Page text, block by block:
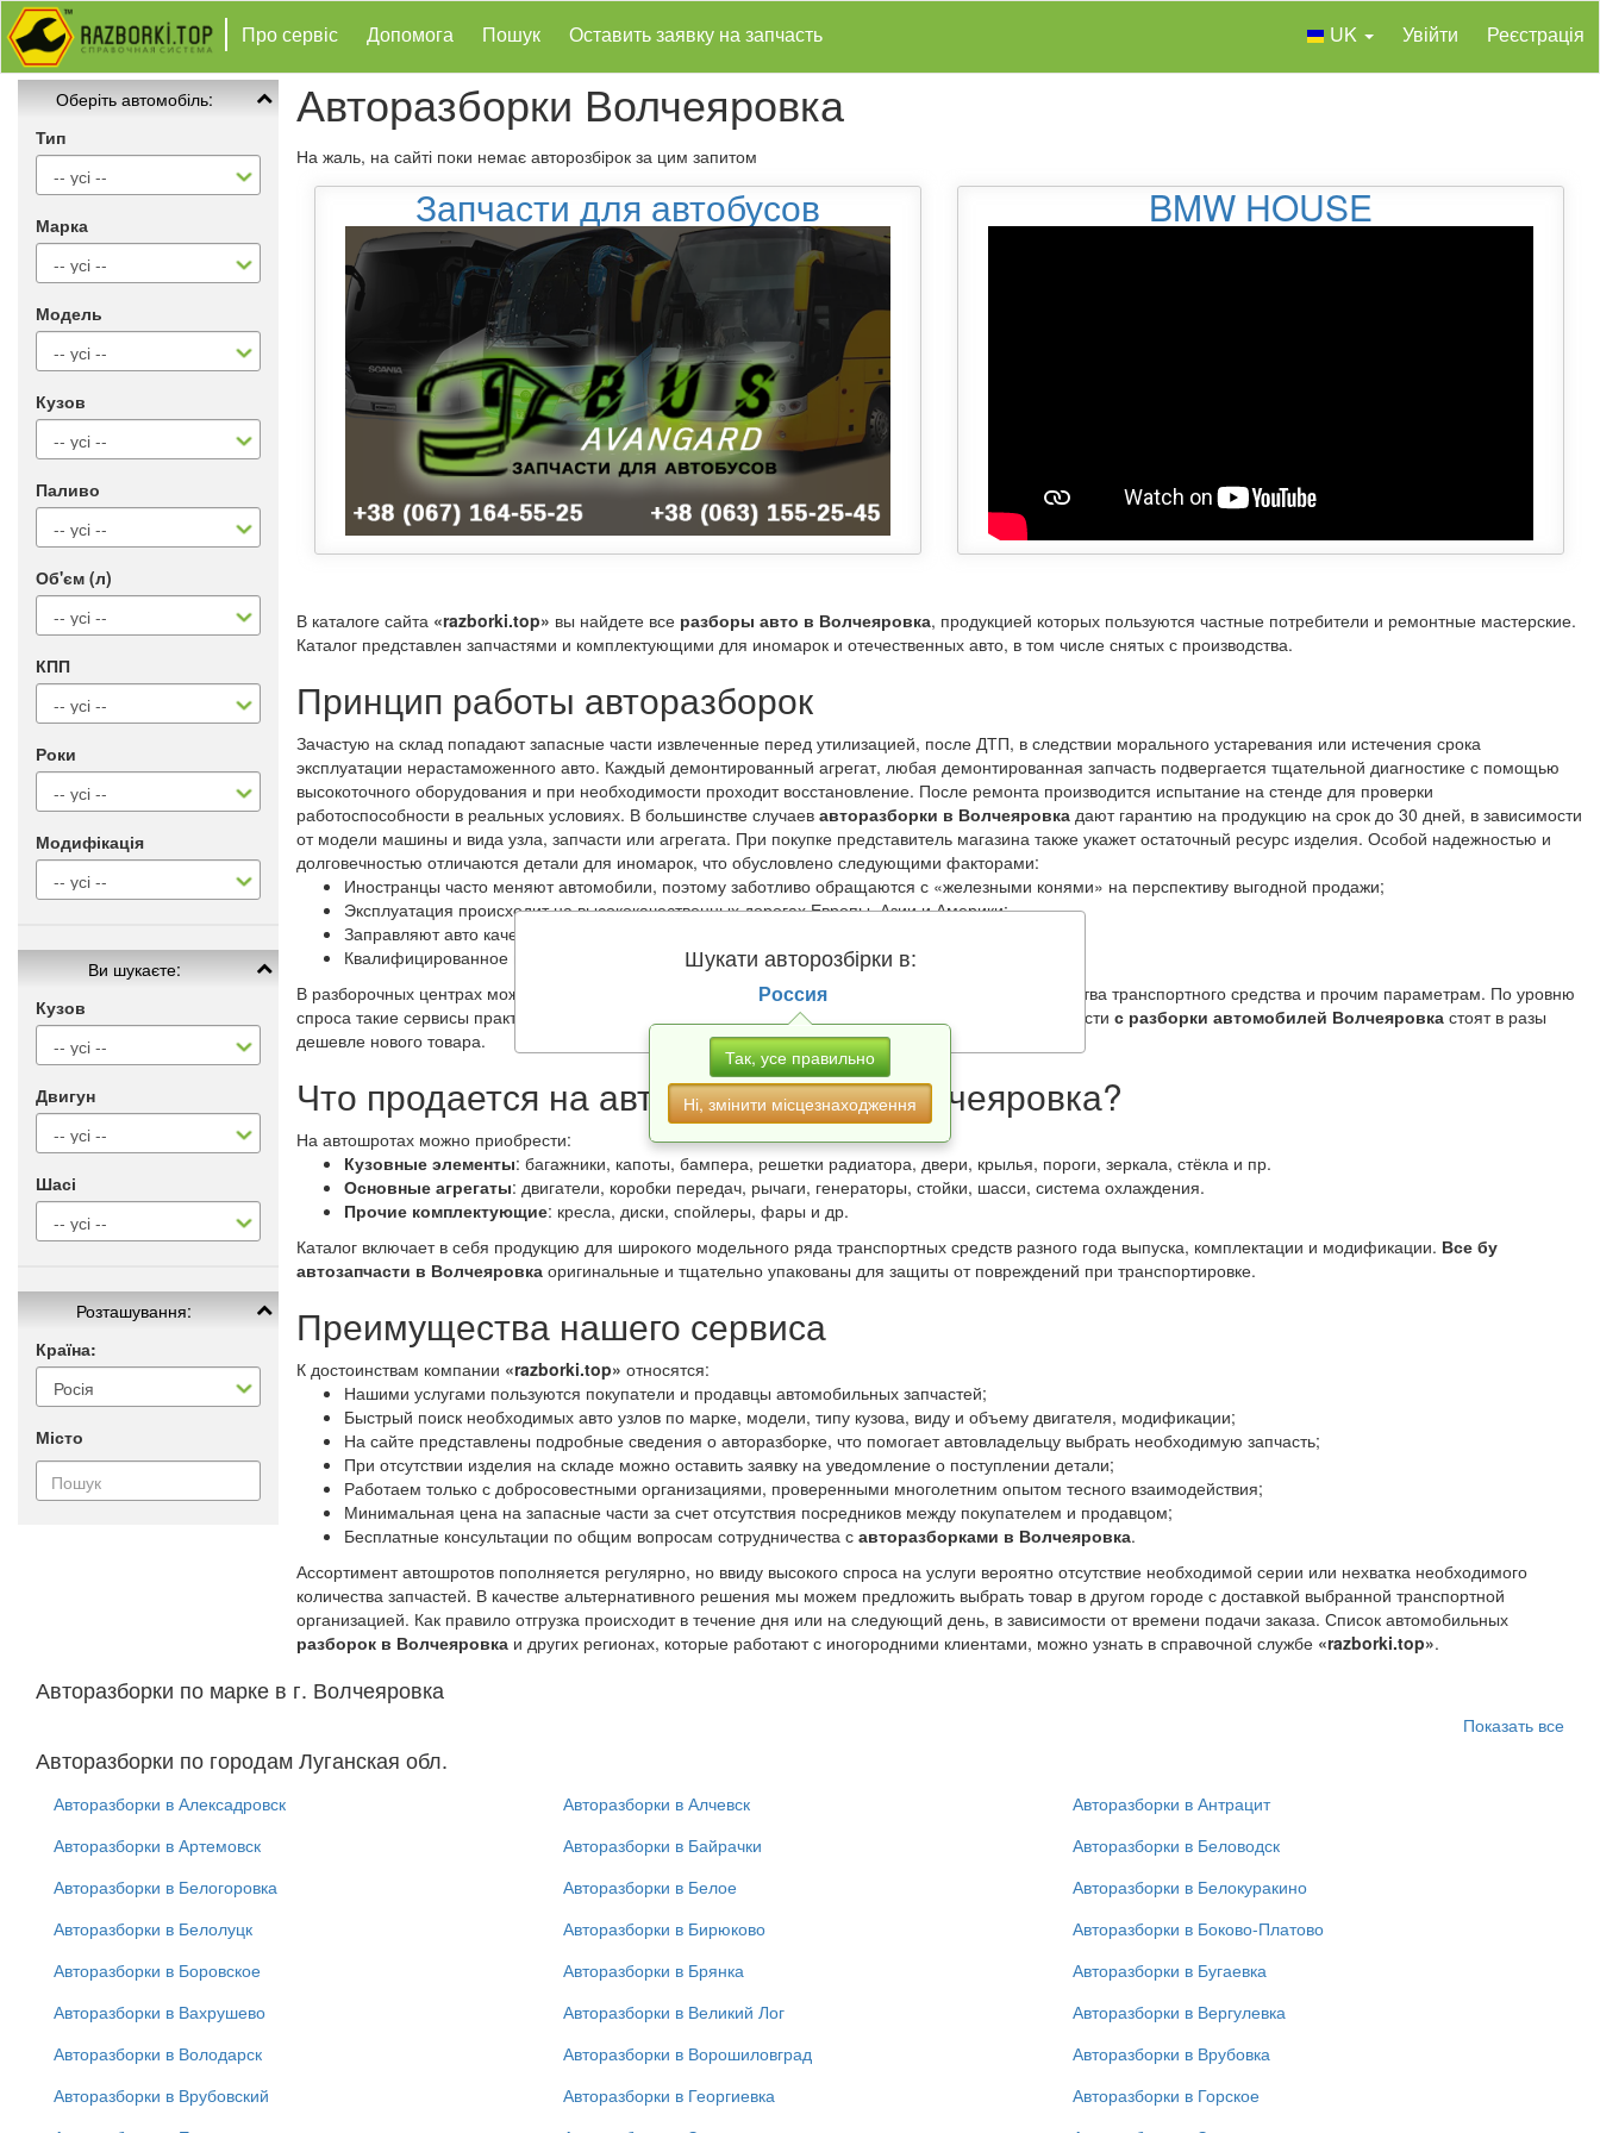
Про сервіс Допомога Пошук Оставить заявку на запчасть UK Увійти Реєстрація
Шукати авторозбірки в:
Россия
Так, усе правильно
Ні, змінити місцезнаходження
Оберіть автомобіль:
Тип
Марка
Модель
Кузов
Паливо
Об'єм (л)
КПП
Роки
Модифікація
Ви шукаєте:
Кузов
Двигун
Шасі
Розташування:
Країна:
Місто
Авторазборки Волчеяровка
На жаль, на сайті поки немає авторозбірок за цим запитом
Запчасти для автобусов BMW HOUSE
В каталоге сайта «razborki.top» вы найдете все разборы авто в Волчеяровка, продукцией которых пользуются частные потребители и ремонтные мастерские.
Каталог представлен запчастями и комплектующими для иномарок и отечественных авто, в том числе снятых с производства.
Принцип работы авторазборок
Зачастую на склад попадают запасные части извлеченные перед утилизацией, после ДТП, в следствии морального устаревания или истечения срока
эксплуатации нерастаможенного авто. Каждый демонтированный агрегат, любая демонтированная запчасть подвергается тщательной диагностике с помощью
высокоточного оборудования и при необходимости проходит восстановление. После ремонта производится испытание на стенде для проверки
работоспособности в реальных условиях. В большинстве случаев авторазборки в Волчеяровка дают гарантию на продукцию на срок до 30 дней, в зависимости
от модели машины и вида узла, запчасти или агрегата. При покупке представитель магазина также укажет остаточный ресурс изделия. Особой надежностью и
долговечностью отличаются детали для иномарок, что обусловлено следующими факторами:
Иностранцы часто меняют автомобили, поэтому заботливо обращаются с «железными конями» на перспективу выгодной продажи;
Эксплуатация происходит на высококачественных дорогах Европы, Азии и Америки;
Заправляют авто качественным топливом;
Квалифицированное и своевременное техобслуживание.
В разборочных центрах можно выбрать запасные части по модели, году выпуска, стране производства транспортного средства и прочим параметрам. По уровню
спроса такие сервисы практически не уступают привычным для нас автомагазинам. При этом запчасти с разборки автомобилей Волчеяровка стоят в разы
дешевле нового товара.
Что продается на авторазборках в Волчеяровка?
На автошротах можно приобрести:
Кузовные элементы: багажники, капоты, бампера, решетки радиатора, двери, крылья, пороги, зеркала, стёкла и пр.
Основные агрегаты: двигатели, коробки передач, рычаги, генераторы, стойки, шасси, система охлаждения.
Прочие комплектующие: кресла, диски, спойлеры, фары и др.
Каталог включает в себя продукцию для широкого модельного ряда транспортных средств разного года выпуска, комплектации и модификации. Все бу
автозапчасти в Волчеяровка оригинальные и тщательно упакованы для защиты от повреждений при транспортировке.
Преимущества нашего сервиса
К достоинствам компании «razborki.top» относятся:
Нашими услугами пользуются покупатели и продавцы автомобильных запчастей;
Быстрый поиск необходимых авто узлов по марке, модели, типу кузова, виду и объему двигателя, модификации;
На сайте представлены подробные сведения о авторазборке, что помогает автовладельцу выбрать необходимую запчасть;
При отсутствии изделия на складе можно оставить заявку на уведомление о поступлении детали;
Работаем только с добросовестными организациями, проверенными многолетним опытом тесного взаимодействия;
Минимальная цена на запасные части за счет отсутствия посредников между покупателем и продавцом;
Бесплатные консультации по общим вопросам сотрудничества с авторазборками в Волчеяровка.
Ассортимент автошротов пополняется регулярно, но ввиду высокого спроса на услуги вероятно отсутствие необходимой серии или нехватка необходимого
количества запчастей. В качестве альтернативного решения мы можем предложить выбрать товар в другом городе с доставкой выбранной транспортной
организацией. Как правило отгрузка происходит в течение дня или на следующий день, в зависимости от времени подачи заказа. Список автомобильных
разборок в Волчеяровка и других регионах, которые работают с иногородними клиентами, можно узнать в справочной службе «razborki.top».
Авторазборки по марке в г. Волчеяровка
Показать все
Авторазборки по городам Луганская обл.
Авторазборки в Алексадровск Авторазборки в Алчевск
Авторазборки в Антрацит
Авторазборки в Артемовск
Авторазборки в Байрачки
Авторазборки в Беловодск
Авторазборки в Белогоровка
Авторазборки в Белое
Авторазборки в Белокуракино
Авторазборки в Белолуцк
Авторазборки в Бирюково
Авторазборки в Боково-Платово
Авторазборки в Боровское
Авторазборки в Брянка
Авторазборки в Бугаевка
Авторазборки в Вахрушево
Авторазборки в Великий Лог
Авторазборки в Вергулевка
Авторазборки в Володарск
Авторазборки в Ворошиловград
Авторазборки в Врубовка
Авторазборки в Врубовский
Авторазборки в Георгиевка
Авторазборки в Горское